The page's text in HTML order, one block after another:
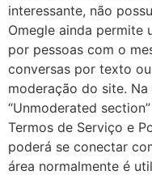
interessante, não
Omegle ainda permite
por pessoas com o
conversas por texto
moderação do site.
“Unmoderated
Termos de Serviço e
poderá se conectar
área normalmente é